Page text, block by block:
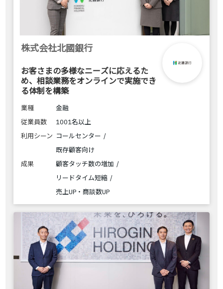
株式会社北國銀行
お客さまの多様なニーズに応えるた
め、相談業務をオンラインで実施でき
る体制を構築
業種
金融
従業員数
1001名以上
利用シーン コールセンター
既存顧客向け
成果
顧客タッチ数の増加
リードタイム短縮
売上UP・商談数UP